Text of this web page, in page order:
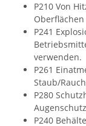
P210 Von
P241
verwenden.
P261
Staub/
P280
P240